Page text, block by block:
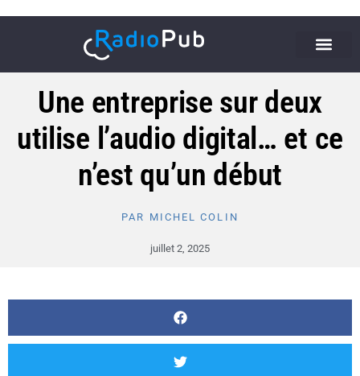
Une entreprise sur deux
utilise l’audio digital… et ce
n’est qu’un début
PAR MICHEL COLIN
juillet 2, 2025